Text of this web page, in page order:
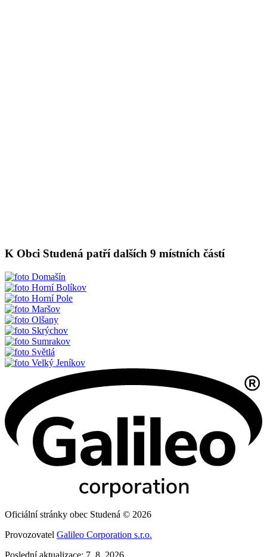
K Obci Studená patří dalších 9 místních částí
Domašín
Horní Bolíkov
Horní Pole
Maršov
Olšany
Skrýchov
Sumrakov
Světlá
Velký Jeníkov
Oficiální stránky obec Studená © 2026
Provozovatel Galileo Corporation s.r.o.